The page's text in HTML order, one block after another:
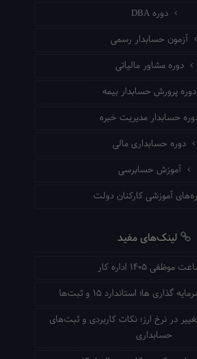
دوره DBA
آزمون حسابدار رسمی
دوره مشاور مالیاتی
دوره پرورش حسابدار بیمه
حسابدار مدیریت خبره
دوره حسابداری مالی
آموزش حسابرسی
آموزشی کارکنان دولت
لینک‌های مفید
موظفی ۱۴۰۵ اداره کار
گذاری ها؛ استاندارد ۱۵ و ثبت‌ها
تغییر در نرخ ارز؛ نکات کاربردی و ثبت‌های
حسابداری